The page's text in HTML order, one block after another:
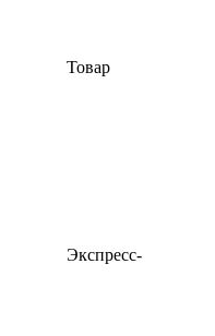
Товар
Экспресс-